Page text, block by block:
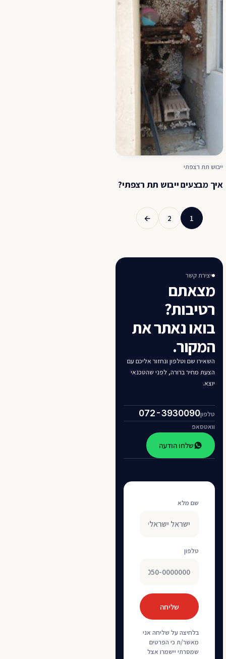
ייבוש תת רצפתי
איך מבצעים ייבוש תת רצפתי?
1
2
←
יצירת קשר
מצאתם
רטיבות?
בואו נאתר את
המקור.
השאירו שם וטלפון ונחזור אליכם עם
הצעת מחיר ברורה, לפני שהטכנאי
יוצא.
טלפון072-3930090
וואטסאפ
שלחו הודעה
שם מלא
טלפון
שליחה
בלחיצה על שליחה אני
מאשר/ת כי הפרטים
שמסרתי יישמרו אצל